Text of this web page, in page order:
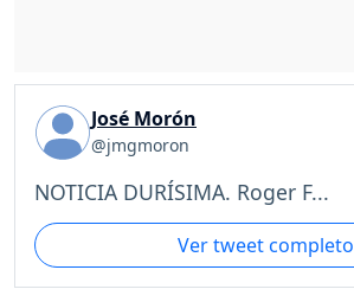
José Morón
@jmgmoron
NOTICIA DURÍSIMA. Roger F...
Ver tweet completo